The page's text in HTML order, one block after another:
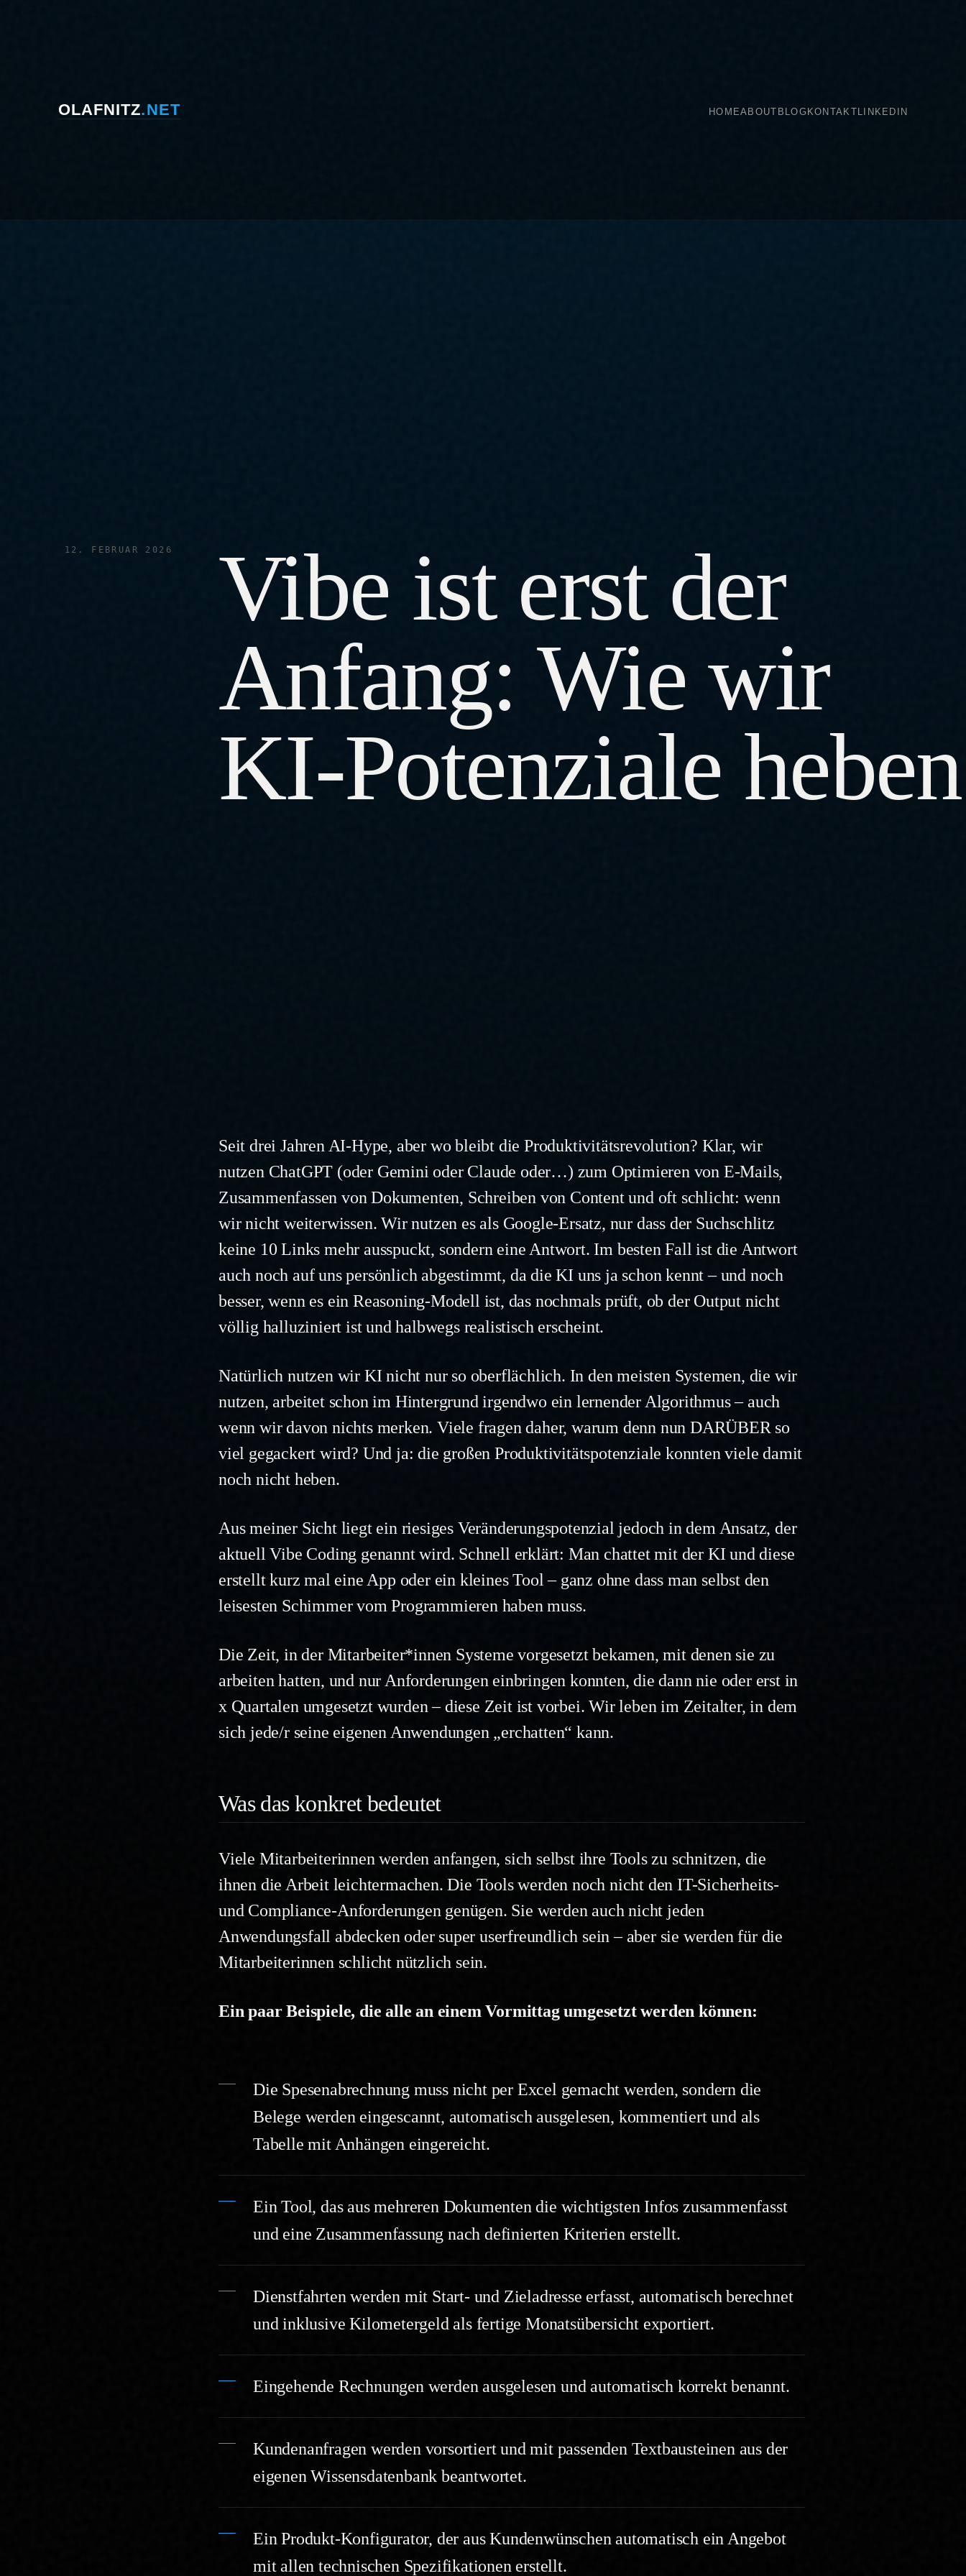
OLAFNITZ.NET HOMEABOUT BLOG KONTAKT LINKEDIN
12. FEBRUAR 2026
Vibe ist erst der
Anfang: Wie wir
KI-Potenziale heben
Seit drei Jahren AI-Hype, aber wo bleibt die Produktivitätsrevolution? Klar, wir
nutzen ChatGPT (oder Gemini oder Claude oder…) zum Optimieren von E-Mails,
Zusammenfassen von Dokumenten, Schreiben von Content und oft schlicht: wenn
wir nicht weiterwissen. Wir nutzen es als Google-Ersatz, nur dass der Suchschlitz
keine 10 Links mehr ausspuckt, sondern eine Antwort. Im besten Fall ist die Antwort
auch noch auf uns persönlich abgestimmt, da die KI uns ja schon kennt – und noch
besser, wenn es ein Reasoning-Modell ist, das nochmals prüft, ob der Output nicht
völlig halluziniert ist und halbwegs realistisch erscheint.
Natürlich nutzen wir KI nicht nur so oberflächlich. In den meisten Systemen, die wir
nutzen, arbeitet schon im Hintergrund irgendwo ein lernender Algorithmus – auch
wenn wir davon nichts merken. Viele fragen daher, warum denn nun DARÜBER so
viel gegackert wird? Und ja: die großen Produktivitätspotenziale konnten viele damit
noch nicht heben.
Aus meiner Sicht liegt ein riesiges Veränderungspotenzial jedoch in dem Ansatz, der
aktuell Vibe Coding genannt wird. Schnell erklärt: Man chattet mit der KI und diese
erstellt kurz mal eine App oder ein kleines Tool – ganz ohne dass man selbst den
leisesten Schimmer vom Programmieren haben muss.
Die Zeit, in der Mitarbeiter*innen Systeme vorgesetzt bekamen, mit denen sie zu
arbeiten hatten, und nur Anforderungen einbringen konnten, die dann nie oder erst in
x Quartalen umgesetzt wurden – diese Zeit ist vorbei. Wir leben im Zeitalter, in dem
sich jede/r seine eigenen Anwendungen „erchatten“ kann.
Was das konkret bedeutet
Viele Mitarbeiterinnen werden anfangen, sich selbst ihre Tools zu schnitzen, die
ihnen die Arbeit leichtermachen. Die Tools werden noch nicht den IT-Sicherheits-
und Compliance-Anforderungen genügen. Sie werden auch nicht jeden
Anwendungsfall abdecken oder super userfreundlich sein – aber sie werden für die
Mitarbeiterinnen schlicht nützlich sein.
Ein paar Beispiele, die alle an einem Vormittag umgesetzt werden können:
Die Spesenabrechnung muss nicht per Excel gemacht werden, sondern die
Belege werden eingescannt, automatisch ausgelesen, kommentiert und als
Tabelle mit Anhängen eingereicht.
Ein Tool, das aus mehreren Dokumenten die wichtigsten Infos zusammenfasst
und eine Zusammenfassung nach definierten Kriterien erstellt.
Dienstfahrten werden mit Start- und Zieladresse erfasst, automatisch berechnet
und inklusive Kilometergeld als fertige Monatsübersicht exportiert.
Eingehende Rechnungen werden ausgelesen und automatisch korrekt benannt.
Kundenanfragen werden vorsortiert und mit passenden Textbausteinen aus der
eigenen Wissensdatenbank beantwortet.
Ein Produkt-Konfigurator, der aus Kundenwünschen automatisch ein Angebot
mit allen technischen Spezifikationen erstellt.